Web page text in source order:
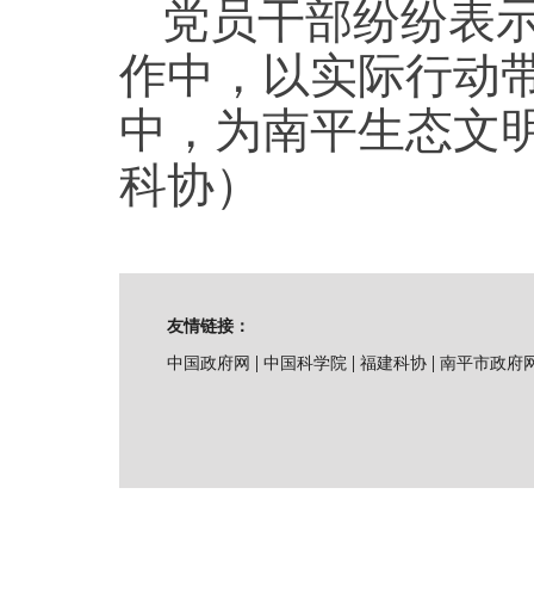
党员干部纷纷表
作中，以实际行动
中，为南平生态文
科协）
友情链接：
中国政府网 | 中国科学院 | 福建科协 | 南平市政府